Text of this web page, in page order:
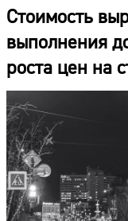
Стоимость
выполнения
роста цен на